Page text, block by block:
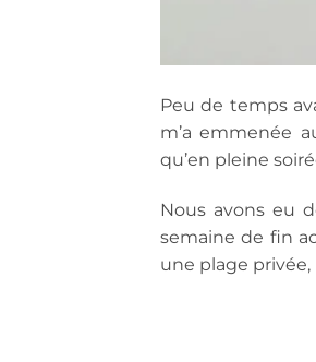
Peu de temps
m’a emmenée
qu’en pleine
Nous avons eu
semaine de fin
une plage privée,